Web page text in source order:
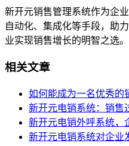
新开元销售管理系统作为企
自动化、集成化等手段，助
业实现销售增长的明智之选。
相关文章
如何能成为一名优秀的
新开元电销系统：销售
新开元电销外呼系统，
新开元电销系统对企业